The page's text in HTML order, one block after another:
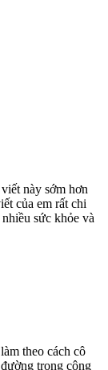
này sớm hơn
của em rất chi
sức khỏe và
theo cách cô
trong công